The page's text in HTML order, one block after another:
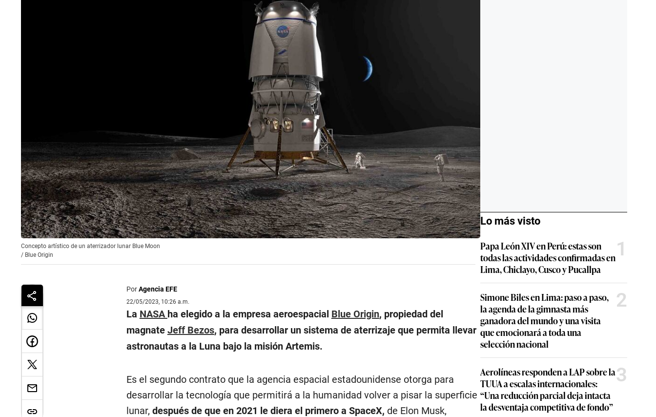
Concepto artístico de un aterrizador lunar Blue Moon
/ Blue Origin
PorAgencia EFE
22/05/2023, 10:26 a.m.
La NASA ha elegido a la empresa aeroespacial Blue Origin, propiedad del
magnate Jeff Bezos, para desarrollar un sistema de aterrizaje que permita llevar
astronautas a la Luna bajo la misión Artemis.
Es el segundo contrato que la agencia espacial estadounidense otorga para
desarrollar la tecnología que permitirá a la humanidad volver a pisar la superficie
lunar, después de que en 2021 le diera el primero a SpaceX, de Elon Musk,
Lo más visto
Papa León XIV en Perú: estas son
todas las actividades confirmadas en
Lima, Chiclayo, Cusco y Pucallpa
1
Simone Biles en Lima: paso a paso,
la agenda de la gimnasta más
ganadora del mundo y una visita
que emocionará a toda una
selección nacional
2
Aerolíneas responden a LAP sobre la
TUUA a escalas internacionales:
“Una reducción parcial deja intacta
la desventaja competitiva de fondo”
3